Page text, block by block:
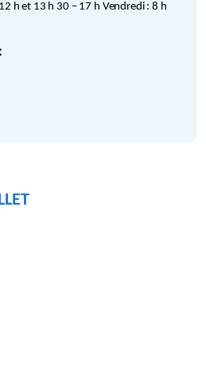
h et 13 h 30 – 17 h Vendredi : 8 h